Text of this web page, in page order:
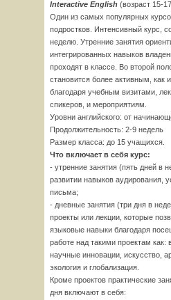
Interactive English (возраст 15-
Один из самых популярных
подростков. Интенсивный курс,
неделю. Утренние занятия
интегрированных навыков
проходят в классе. Во второй
становится более активным, как
благодаря учебным визитами,
спикеров, и мероприятиям.
Уровни английского: от
Продолжительность: 2-9 недель
Размер класса: до 15 учащихся.
Что включает в себя курс:
- утренние занятия (пять дней в
развитии навыков аудирования,
письма;
- дневные занятия (три дня в
проекты или лекции, которые
языковые навыки благодаря
работе над такими проектам
научные инновации, искусство,
экология и глобализация.
Кроме проектов практические
дня включают в себя: